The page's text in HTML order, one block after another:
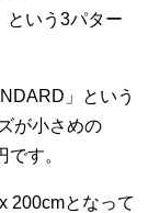
という3パター
」という
が小さめの
す。
200cmとなって